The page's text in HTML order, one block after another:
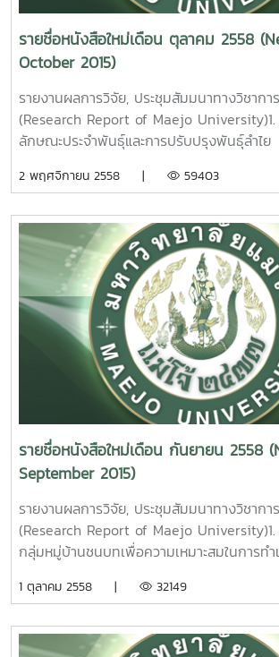
รายชื่อหนังสือใหม่เดือน ตุลาคม 2558
October 2015)
รายงานผลการวิจัย, ประชุมสัมมนาทางวิชากา
(Research Report of Maejo
ลักษณะประจำพันธุ์และการปรับปรุงพันธุ์ลำ
หนังสือ 2558 / ช38. 09 Classification of
Wicharatana Maejo University. 2015.
ต้นตอลำไยต่อการเจริญเติบโตทนแล้งและทนโ
ดอ. นพพร บุญปลอด รายงานผลการวิจัยมหา
โจ้44หน้า.เลขเรียกหนังสือ 2558 /ช38. 10
Rootstocks on Growth, Longan Decline,
Longan CV. ‘Dew’. Nopporn Boonplod
University.
โครงการอนุรักษ์และพัฒนาพันธุ์ลำไย ธีรนุช
ผลการวิจัยมหาวิทยาลัยแม่โจ้ 45 หน้า. เลข
/ ช38. 11 Germplasm Resources and
Development for Longan [
Theeranuch Jaroenkit Maejo
4. ผลของวิธีการทำแห้งต่อความสามารถใ
นของสาหร่ายสไปรูลิน่า [ Spirulina
หนังสือ 2558 /ช
Effect of Drying Method on
2 พฤศจิกายน 2558 | 59403
รายชื่อหนังสือใหม่เดือน กันยายน 2558
September 2015)
รายงานผลการวิจัย, ประชุมสัมมนาทางวิชากา
(Research Report of Maejo University)1.
กลุ่มหมู่บ้านชนบทเพื่อความเหมาะสมในการท
มหาวิทยาลัยแม่โจ้ 82 หน้า. เลขเรียกหนังสือ
Appropriate in Organic Agricultural
1 ตุลาคม 2558 | 32149